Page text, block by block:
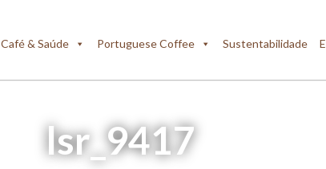
Café & Saúde Portuguese Coffee Sustentabilidade
lsr_9417